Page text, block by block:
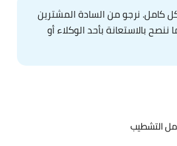
كامل. نرجو من السادة المشترين
بالاستعانة بأحد الوكلاء أو
التشطيب